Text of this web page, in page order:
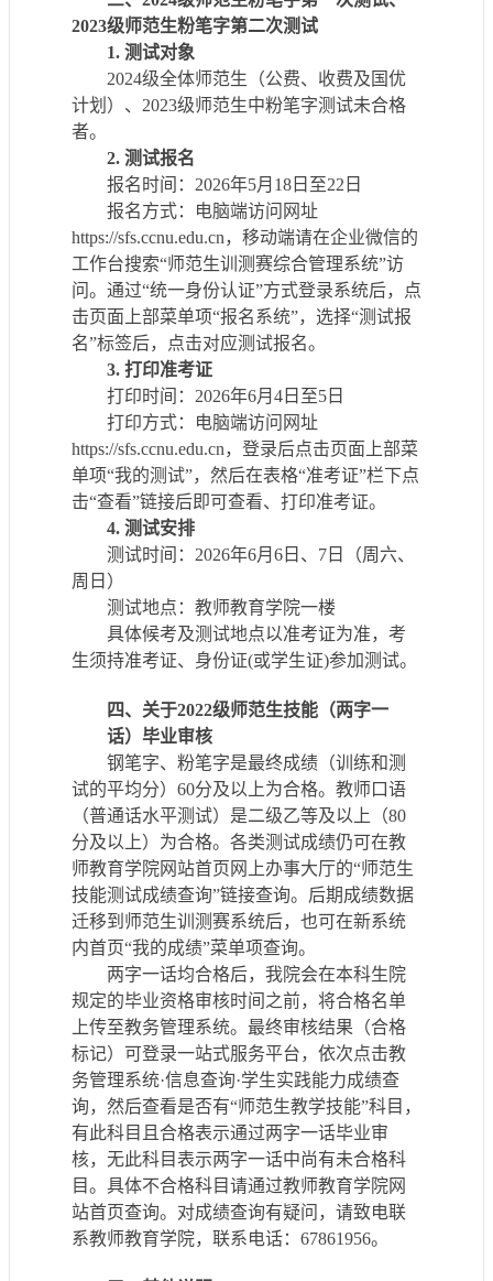
2023级师范生粉笔字第二次测试
1. 测试对象
2024级全体师范生 （公费、收费及国优
计划）、 2023级师范生中粉笔字测试未合格
者。
2. 测试报名
报名时间： 2026年5月 18日至22 日
报名方式：电脑端访问网址
https://sfs.ccnu.edu.cn，移动端请在企业微信的
工作台搜索“师范生训测赛综合管理系统”访
问。通过“统一身份认证”方式登录系统后，点
击页面上部菜单项“报名系统”，选择“测试报
名”标签后，点击对应测试报名。
3. 打印准考证
打印时间 ： 2026年6月 4日至5日
打印方式：电脑端访问网址
https://sfs.ccnu.edu.cn， 登录后点击页面上部菜
单项“我的测试”，然后在表格“准考证”栏下点
击“查看”链接后即可查看、打印准考证。
4. 测试安排
测试时间： 2026年6月 6日 、 7日（周六、
周日）
测试地点： 教师教育学院一楼
具体候考及测试地点以准考证为准， 考
生须持准考证、 身份证(或学生证)参加测试。
四、 关于2022级师范生技能（两字一
话）毕业审核
钢笔字、粉笔字是最终成绩（训练和测
试的平均分） 60分及以上为合格。 教师口语
（普通话水平测试） 是二级乙等及以上 （80
分及以上）为合格。各类测试成绩仍可在教
师教育学院网站首页网上办事大厅的“师范生
技能测试成绩查询”链接查询。后期成绩数据
迁移到师范生训测赛系统后，也可在新系统
内首页“我的成绩”菜单项查询。
两字一话均合格后，我院会在本科生院
规定的毕业资格审核时间之前，将合格名单
上传至教务管理系统。最终审核结果（合格
标记）可登录一站式服务平台，依次点击教
务管理系统·信息查询·学生实践能力成绩查
询，然后查看是否有“师范生教学技能”科目，
有此科目且合格表示通过两字一话毕业审
核，无此科目表示两字一话中尚有未合格科
目。具体不合格科目请通过教师教育学院网
站首页查询。 对成绩查询有疑问，请致电联
系教师教育学院，联系电话： 67861956。